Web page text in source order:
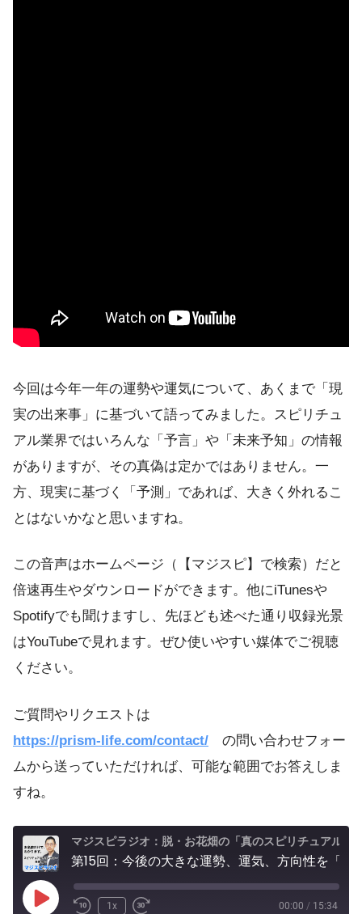
今回は今年一年の運勢や運気について、あくまで「現
実の出来事」に基づいて語ってみました。スピリチュ
アル業界ではいろんな「予言」や「未来予知」の情報
がありますが、その真偽は定かではありません。一
方、現実に基づく「予測」であれば、大きく外れるこ
とはないかなと思いますね。
この音声はホームページ（【マジスピ】で検索）だと
倍速再生やダウンロードができます。他にiTunesや
Spotifyでも聞けますし、先ほども述べた通り収録光景
はYouTubeで見れます。ぜひ使いやすい媒体でご視聴
ください。
ご質問やリクエストは
https://prism-life.com/contact/ の問い合わせフォー
ムから送っていただければ、可能な範囲でお答えしま
すね。
1x 00:00 / 15:34